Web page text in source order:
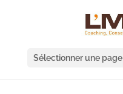
Sélectionner une page